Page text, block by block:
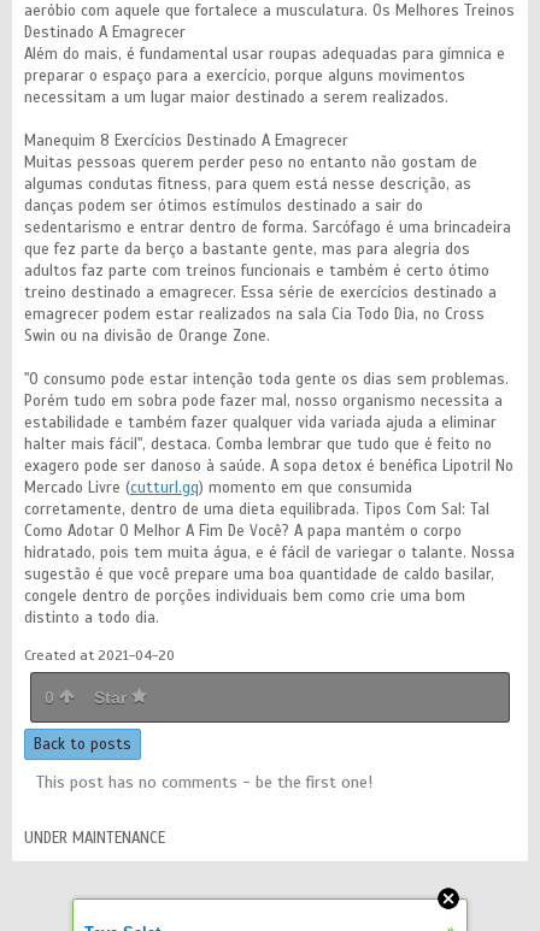
aeróbio com aquele que fortalece a musculatura. Os Melhores Treinos
Destinado A Emagrecer
Além do mais, é fundamental usar roupas adequadas para gímnica e
preparar o espaço para a exercício, porque alguns movimentos
necessitam a um lugar maior destinado a serem realizados.
Manequim 8 Exercícios Destinado A Emagrecer
Muitas pessoas querem perder peso no entanto não gostam de
algumas condutas fitness, para quem está nesse descrição, as
danças podem ser ótimos estímulos destinado a sair do
sedentarismo e entrar dentro de forma. Sarcófago é uma brincadeira
que fez parte da berço a bastante gente, mas para alegria dos
adultos faz parte com treinos funcionais e também é certo ótimo
treino destinado a emagrecer. Essa série de exercícios destinado a
emagrecer podem estar realizados na sala Cia Todo Dia, no Cross
Swin ou na divisão de Orange Zone.
"O consumo pode estar intenção toda gente os dias sem problemas.
Porém tudo em sobra pode fazer mal, nosso organismo necessita a
estabilidade e também fazer qualquer vida variada ajuda a eliminar
halter mais fácil", destaca. Comba lembrar que tudo que é feito no
exagero pode ser danoso à saúde. A sopa detox é benéfica Lipotril No
Mercado Livre (cutturl.gq) momento em que consumida
corretamente, dentro de uma dieta equilibrada. Tipos Com Sal: Tal
Como Adotar O Melhor A Fim De Você? A papa mantém o corpo
hidratado, pois tem muita água, e é fácil de variegar o talante. Nossa
sugestão é que você prepare uma boa quantidade de caldo basilar,
congele dentro de porções individuais bem como crie uma bom
distinto a todo dia.
Created at 2021-04-20
0 Star
Back to posts
This post has no comments - be the first one!
UNDER MAINTENANCE